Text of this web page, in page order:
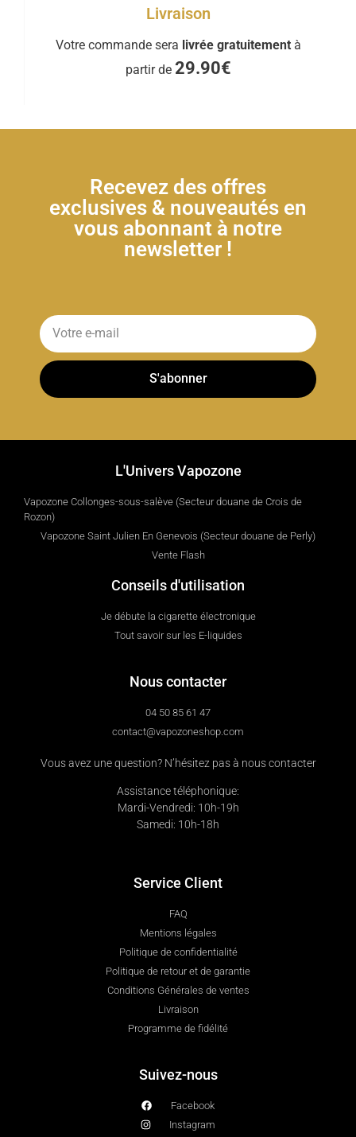
Livraison
Votre commande sera livrée gratuitement à
partir de 29.90€
Recevez des offres
exclusives & nouveautés en
vous abonnant à notre
newsletter !
S'abonner
L'Univers Vapozone
Vapozone Collonges-sous-salève (Secteur douane de Crois de
Rozon)
Vapozone Saint Julien En Genevois (Secteur douane de Perly)
Vente Flash
Conseils d'utilisation
Je débute la cigarette électronique
Tout savoir sur les E-liquides
Nous contacter
04 50 85 61 47
contact@vapozoneshop.com
Vous avez une question? N’hésitez pas à nous contacter
Assistance téléphonique:
Mardi-Vendredi: 10h-19h
Samedi: 10h-18h
Service Client
FAQ
Mentions légales
Politique de confidentialité
Politique de retour et de garantie
Conditions Générales de ventes
Livraison
Programme de fidélité
Suivez-nous
Facebook
Instagram